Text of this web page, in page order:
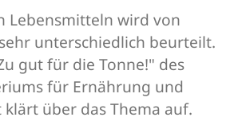
Lebensmitteln wird von
unterschiedlich beurteilt.
gut für die Tonne!" des
für Ernährung und
über das Thema auf.